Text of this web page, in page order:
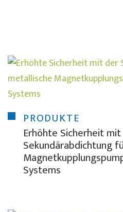
PRODUKTE
Erhöhte Sicherheit
Sekundärabdichtung
Systems